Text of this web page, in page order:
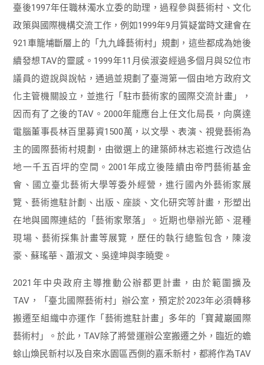
臺後1997年任職林濁水立委的助理，過程參與藝術村、文化
政策與國際機構交流工作，例如1999年9月質疑當時文建會在
921車籠埔斷層上的「九九峰藝術村」規劃，這些都成為她後
續發想TAV的靈感。1999年11月侯淑姿經過多個月與52位市
議員的遊說與說帖，通過並規劃了臺灣第一個由地方政府文
化主管機關設立，並進行「駐市藝術家的國際交流計畫」，
因而有了之後的TAV。2000年龍應台上任文化局長，向廣達
電腦董事長林百里募資1500萬，以文學、表演、視覺藝術為
主的國際藝術村規劃，由徵選上的建築師林志崧進行改造佔
地一千五百坪的空間。2001年成立後陸續由帝門藝術基金
會、國立臺北藝術大學等委外經營，進行國內外藝術家展
覽、藝術進駐計劃、出版、座談、文化研究等計畫，形塑出
在地與國際連結的「藝術家聚落」。近期也舉辦光節、混種
現場、藝術採集計畫等展覽，歷任的執行總監包含，陳浚
豪、蘇瑤華、蕭淑文、吳達坤與李曉雯。
2021年中央政府主導推動公辦都更計畫，由於範圍擴及
TAV，「臺北國際藝術村」辦公室，預定於2023年必須轉移
搬遷至組織中亦運作「藝術進駐計畫」多年的「寶藏巖國際
藝術村」。於此，TAV除了將營運辦公室搬遷之外，臨近的蟾
蜍山煥民新村以及自來水園區西側的嘉禾新村，都將作為TAV